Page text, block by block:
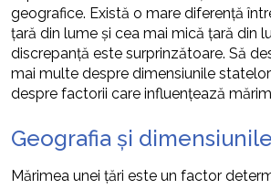
geografice. Există o mare diferență
țară din lume și cea mai mică țară din
discrepanță este surprinzătoare. Să
mai multe despre dimensiunile
despre factorii care influențează
Geografia și
Mărimea unei țări este un factor